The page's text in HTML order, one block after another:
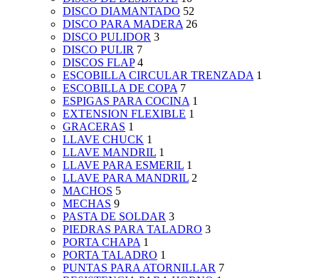
DISCO DIAMANTADO 52
DISCO PARA MADERA 26
DISCO PULIDOR 3
DISCO PULIR 7
DISCOS FLAP 4
ESCOBILLA CIRCULAR TRENZADA 1
ESCOBILLA DE COPA 7
ESPIGAS PARA COCINA 1
EXTENSION FLEXIBLE 1
GRACERAS 1
LLAVE CHUCK 1
LLAVE MANDRIL 1
LLAVE PARA ESMERIL 1
LLAVE PARA MANDRIL 2
MACHOS 5
MECHAS 9
PASTA DE SOLDAR 3
PIEDRAS PARA TALADRO 3
PORTA CHAPA 1
PORTA TALADRO 1
PUNTAS PARA ATORNILLAR 7